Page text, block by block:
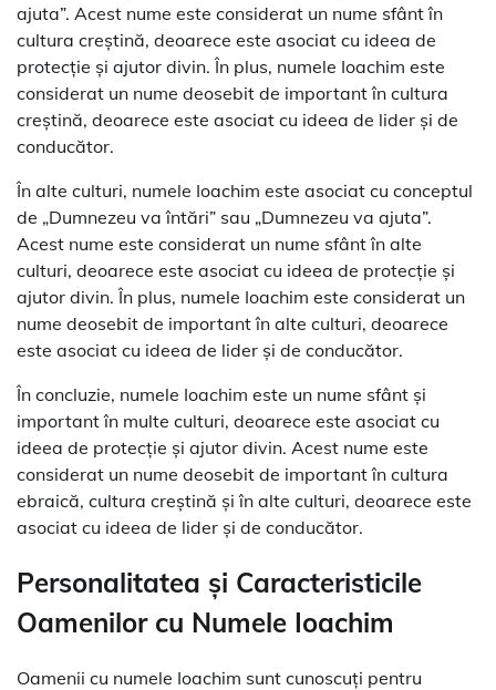
ajuta”. Acest nume este considerat un nume sfânt în
cultura creștină, deoarece este asociat cu ideea de
protecție și ajutor divin. În plus, numele Ioachim este
considerat un nume deosebit de important în cultura
creștină, deoarece este asociat cu ideea de lider și de
conducător.
În alte culturi, numele Ioachim este asociat cu conceptul
de „Dumnezeu va întări” sau „Dumnezeu va ajuta”.
Acest nume este considerat un nume sfânt în alte
culturi, deoarece este asociat cu ideea de protecție și
ajutor divin. În plus, numele Ioachim este considerat un
nume deosebit de important în alte culturi, deoarece
este asociat cu ideea de lider și de conducător.
În concluzie, numele Ioachim este un nume sfânt și
important în multe culturi, deoarece este asociat cu
ideea de protecție și ajutor divin. Acest nume este
considerat un nume deosebit de important în cultura
ebraică, cultura creștină și în alte culturi, deoarece este
asociat cu ideea de lider și de conducător.
Personalitatea și Caracteristicile
Oamenilor cu Numele Ioachim
Oamenii cu numele Ioachim sunt cunoscuți pentru